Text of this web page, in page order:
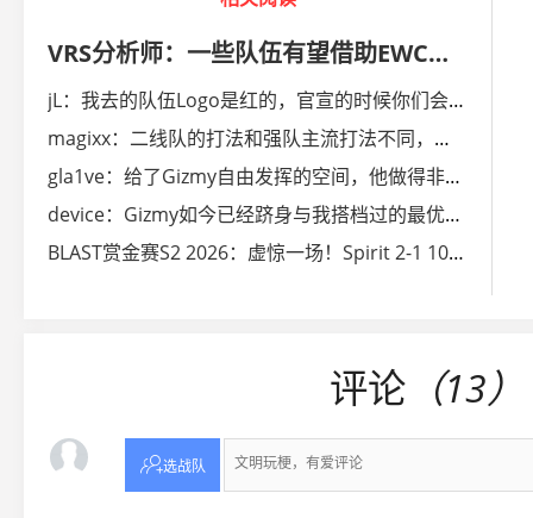
VRS分析师：一些队伍有望借助EWC公开预选赛拿下Major名额
jL：我去的队伍Logo是红的，官宣的时候你们会大吃一惊
magixx：二线队的打法和强队主流打法不同，让人更难预判
gla1ve：给了Gizmy自由发挥的空间，他做得非常好
device：Gizmy如今已经跻身与我搭档过的最优秀指挥行列
BLAST赏金赛S2 2026：虚惊一场！Spirit 2-1 100T
评论 （13）
选战队